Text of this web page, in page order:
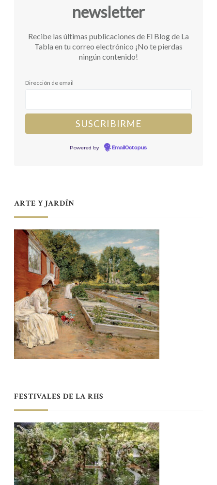
newsletter
Recibe las últimas publicaciones de El Blog de La
Tabla en tu correo electrónico ¡No te pierdas
ningún contenido!
Dirección de email
Powered by EmailOctopus
ARTE Y JARDÍN
FESTIVALES DE LA RHS